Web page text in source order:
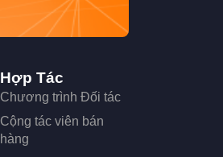
Hợp Tác
Chương trình Đối tác
Cộng tác viên bán
hàng